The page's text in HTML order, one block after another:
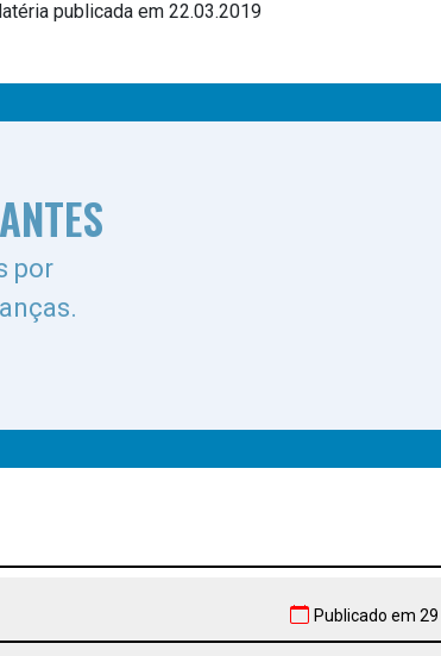
publicada em 22.03.2019
por
Publicado em